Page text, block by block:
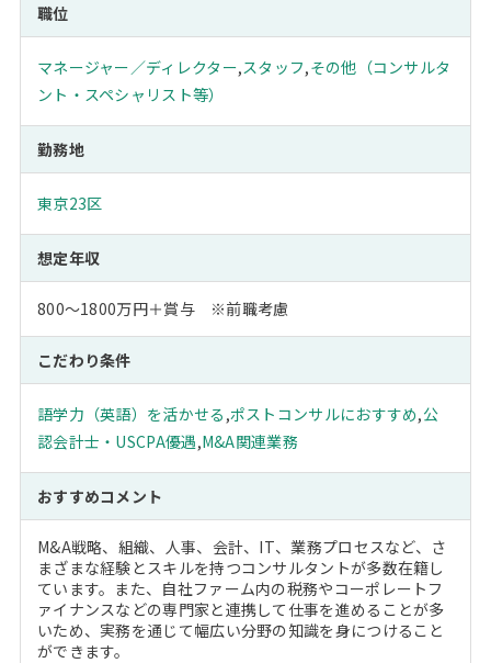
職位
マネージャー／ディレクター,スタッフ,その他（コンサルタ
ント・スペシャリスト等）
勤務地
東京23区
想定年収
800～1800万円＋賞与 ※前職考慮
こだわり条件
語学力（英語）を活かせる ,ポストコンサルにおすすめ,公
認会計士・USCPA優遇,M&A関連業務
おすすめコメント
M&A戦略、組織、人事、会計、IT、業務プロセスなど、さ
まざまな経験とスキルを持つコンサルタントが多数在籍し
ています。また、自社ファーム内の税務やコーポレートフ
ァイナンスなどの専門家と連携して仕事を進めることが多
いため、実務を通じて幅広い分野の知識を身につけること
ができます。